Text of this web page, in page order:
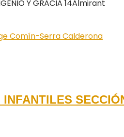
Y GRACIA 14Almirant